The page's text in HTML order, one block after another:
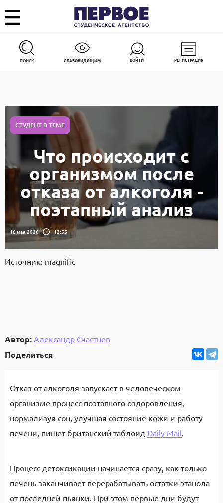
ПОИСК СЛАБОВИДЯЩИМ ВОЙТИ РЕГИСТРАЦИЯ
СТУДЕНТ В ТЕМЕ
Что происходит с
организмом после
отказа от алкоголя -
поэтапный анализ
16 мая 2026 12:55
Источник: magnific
Автор: Александр Счастнев
Поделиться
Отказ от алкоголя запускает в человеческом
организме процесс поэтапного оздоровления,
нормализуя сон, улучшая состояние кожи и работу
печени, пишет британский таблоид Daily Mail.
Процесс детоксикации начинается сразу, как только
печень заканчивает перерабатывать остатки этанола
от последней пьянки. При этом первые дни будут